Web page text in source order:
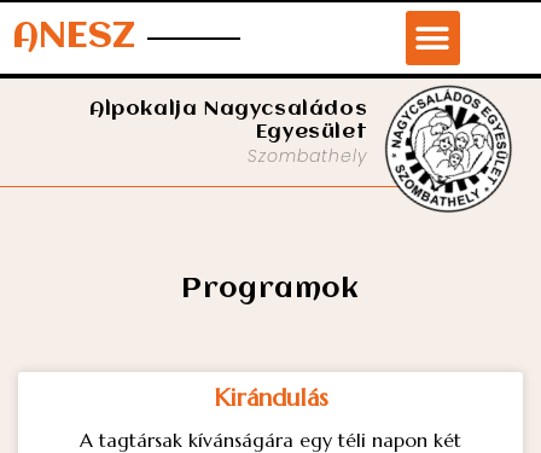
ANESZ
Alpokalja Nagycsaládos
Egyesület
Szombathely
Programok
Kirándulás
A tagtársak kívánságára egy téli napon két